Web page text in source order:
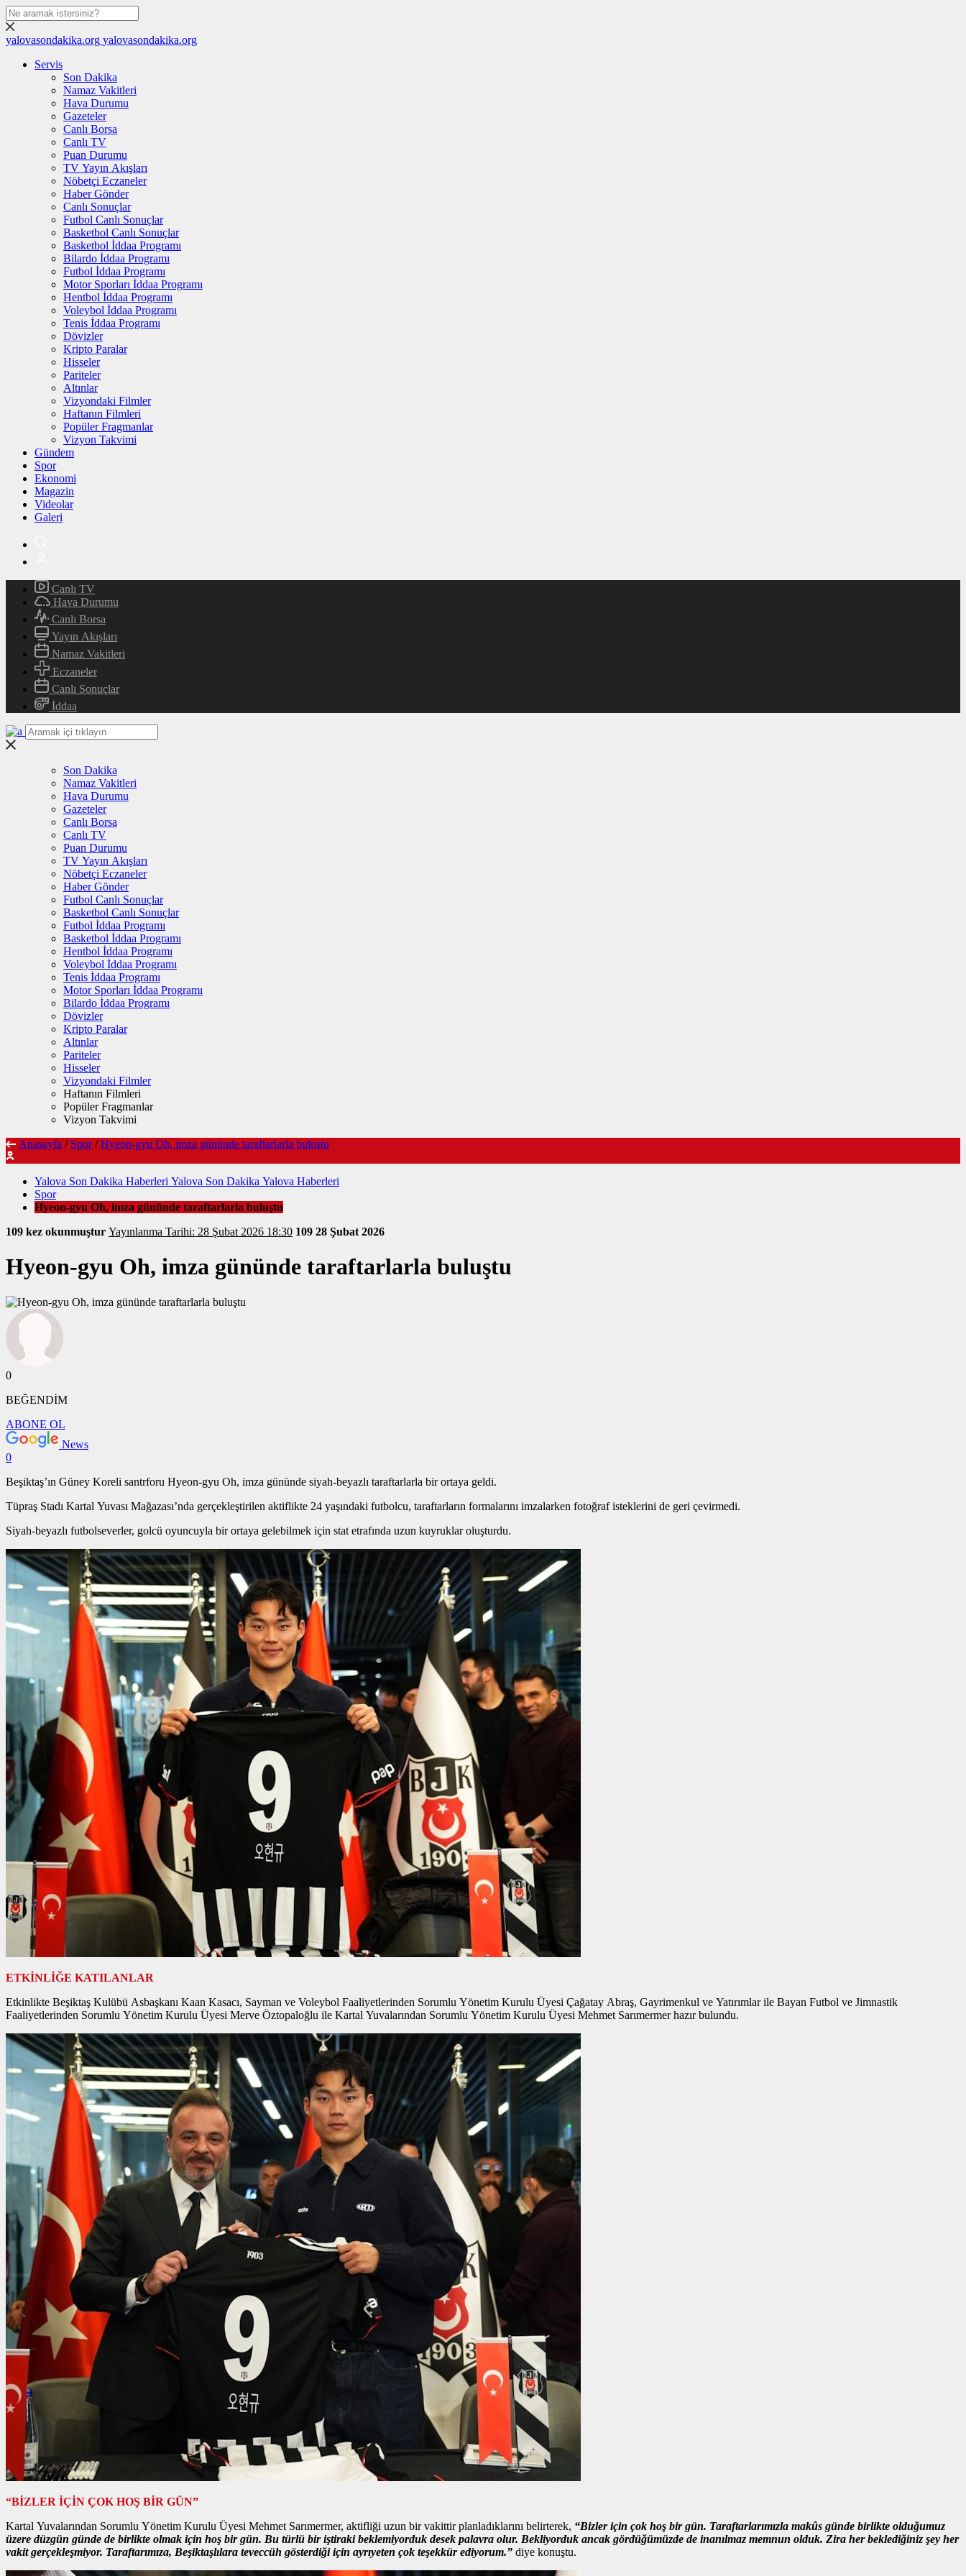
yalovasondakika.org yalovasondakika.org
Servis
Son Dakika
Namaz Vakitleri
Hava Durumu
Gazeteler
Canlı Borsa
Canlı TV
Puan Durumu
TV Yayın Akışları
Nöbetçi Eczaneler
Haber Gönder
Canlı Sonuçlar
Futbol Canlı Sonuçlar
Basketbol Canlı Sonuçlar
Basketbol İddaa Programı
Bilardo İddaa Programı
Futbol İddaa Programı
Motor Sporları İddaa Programı
Hentbol İddaa Programı
Voleybol İddaa Programı
Tenis İddaa Programı
Dövizler
Kripto Paralar
Hisseler
Pariteler
Altınlar
Vizyondaki Filmler
Haftanın Filmleri
Popüler Fragmanlar
Vizyon Takvimi
Gündem
Spor
Ekonomi
Magazin
Videolar
Galeri
Canlı TV
Hava Durumu
Canlı Borsa
Yayın Akışları
Namaz Vakitleri
Eczaneler
Canlı Sonuçlar
İddaa
Son Dakika
Namaz Vakitleri
Hava Durumu
Gazeteler
Canlı Borsa
Canlı TV
Puan Durumu
TV Yayın Akışları
Nöbetçi Eczaneler
Haber Gönder
Futbol Canlı Sonuçlar
Basketbol Canlı Sonuçlar
Futbol İddaa Programı
Basketbol İddaa Programı
Hentbol İddaa Programı
Voleybol İddaa Programı
Tenis İddaa Programı
Motor Sporları İddaa Programı
Bilardo İddaa Programı
Dövizler
Kripto Paralar
Altınlar
Pariteler
Hisseler
Vizyondaki Filmler
Haftanın Filmleri
Popüler Fragmanlar
Vizyon Takvimi
Anasayfa / Spor / Hyeon-gyu Oh, imza gününde taraftarlarla buluştu
Yalova Son Dakika Haberleri Yalova Son Dakika Yalova Haberleri
Spor
Hyeon-gyu Oh, imza gününde taraftarlarla buluştu
109 kez okunmuştur
Yayınlanma Tarihi: 28 Şubat 2026 18:30 109 28 Şubat 2026
Hyeon-gyu Oh, imza gününde taraftarlarla buluştu
0
BEĞENDİM
ABONE OL
News
0
Beşiktaş’ın Güney Koreli santrforu Hyeon-gyu Oh, imza gününde siyah-beyazlı taraftarlarla bir ortaya geldi.
Tüpraş Stadı Kartal Yuvası Mağazası’nda gerçekleştirilen aktiflikte 24 yaşındaki futbolcu, taraftarların formalarını imzalarken fotoğraf isteklerini de geri çevirmedi.
Siyah-beyazlı futbolseverler, golcü oyuncuyla bir ortaya gelebilmek için stat etrafında uzun kuyruklar oluşturdu.
ETKİNLİĞE KATILANLAR
Etkinlikte Beşiktaş Kulübü Asbaşkanı Kaan Kasacı, Sayman ve Voleybol Faaliyetlerinden Sorumlu Yönetim Kurulu Üyesi Çağatay Abraş, Gayrimenkul ve Yatırımlar ile Bayan Futbol ve Jimnastik
Faaliyetlerinden Sorumlu Yönetim Kurulu Üyesi Merve Öztopaloğlu ile Kartal Yuvalarından Sorumlu Yönetim Kurulu Üyesi Mehmet Sarımermer hazır bulundu.
“BİZLER İÇİN ÇOK HOŞ BİR GÜN”
Kartal Yuvalarından Sorumlu Yönetim Kurulu Üyesi Mehmet Sarımermer, aktifliği uzun bir vakittir planladıklarını belirterek, “Bizler için çok hoş bir gün. Taraftarlarımızla makûs günde birlikte olduğumuz
üzere düzgün günde de birlikte olmak için hoş bir gün. Bu türlü bir iştiraki beklemiyorduk desek palavra olur. Bekliyorduk ancak gördüğümüzde de inanılmaz memnun olduk. Zira her beklediğiniz şey her
vakit gerçekleşmiyor. Taraftarımıza, Beşiktaşlılara teveccüh gösterdiği için ayrıyeten çok teşekkür ediyorum.” diye konuştu.